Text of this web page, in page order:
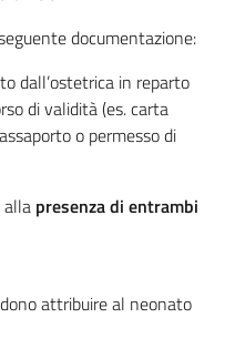
documentazione:
dall’ostetrica in reparto
di validità (es. carta
o permesso di
alla presenza di entrambi
attribuire al neonato